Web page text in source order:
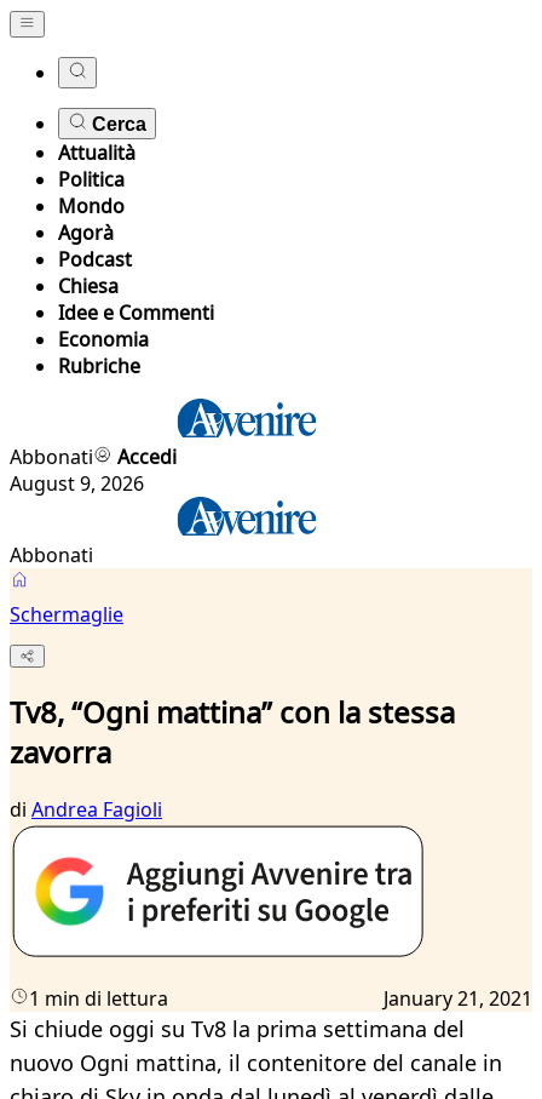
Cerca
Attualità
Politica
Mondo
Agorà
Podcast
Chiesa
Idee e Commenti
Economia
Rubriche
Abbonati
Accedi
August 9, 2026
Abbonati
Schermaglie
Tv8, “Ogni mattina” con la stessa
zavorra
di Andrea Fagioli
1 min di lettura January 21, 2021
Si chiude oggi su Tv8 la prima settimana del
nuovo Ogni mattina, il contenitore del canale in